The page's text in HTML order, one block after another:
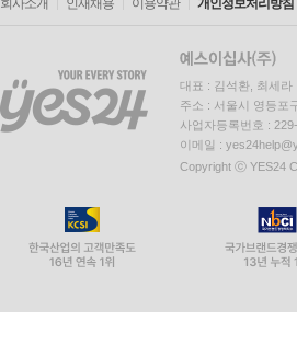
대표 : 김석환, 최세라
주소 : 서울시 영등포
사업자등록번호 :
이메일 :
Copyright ⓒ YES24